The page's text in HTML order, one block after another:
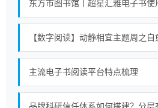
东方市图书馆丨超星汇雅电子书使
【数字阅读】动静相宜主题周之
主流电子书阅读平台特点梳理